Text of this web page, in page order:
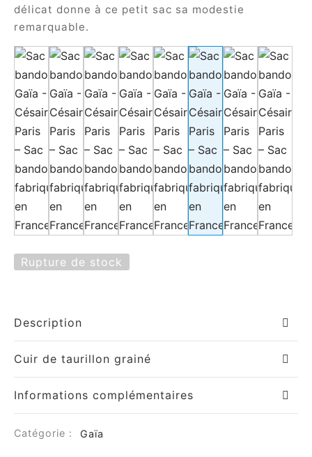
délicat donne à ce petit sac sa modestie
remarquable.
Rupture de stock
Description
Cuir de taurillon grainé
Informations complémentaires
Catégorie : Gaïa